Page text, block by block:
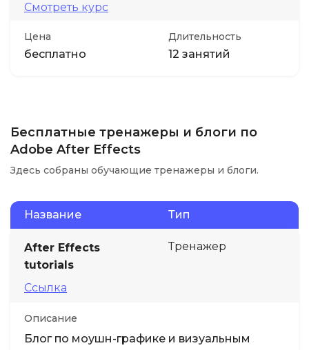
Смотреть курс
Цена
бесплатно
Длительность
12 занятий
Бесплатные тренажеры и блоги по
Adobe After Effects
Здесь собраны обучающие тренажеры и блоги.
Название Тип
After Effects
tutorials
Ссылка
Тренажер
Описание
Блог по моушн-графике и визуальным